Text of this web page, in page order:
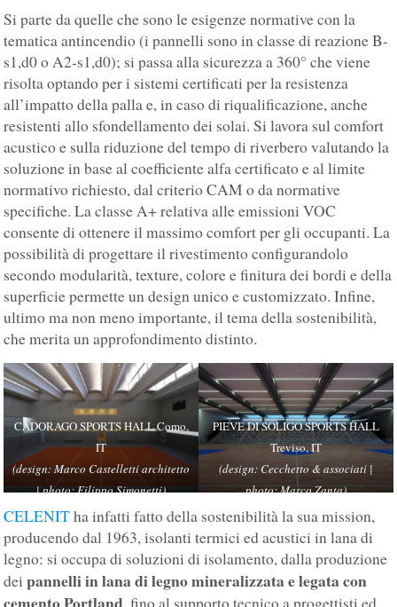
Si parte da quelle che sono le esigenze normative con la
tematica antincendio (i pannelli sono in classe di reazione B-
s1,d0 o A2-s1,d0); si passa alla sicurezza a 360° che viene
risolta optando per i sistemi certificati per la resistenza
all’impatto della palla e, in caso di riqualificazione, anche
resistenti allo sfondellamento dei solai. Si lavora sul comfort
acustico e sulla riduzione del tempo di riverbero valutando la
soluzione in base al coefficiente alfa certificato e al limite
normativo richiesto, dal criterio CAM o da normative
specifiche. La classe A+ relativa alle emissioni VOC
consente di ottenere il massimo comfort per gli occupanti. La
possibilità di progettare il rivestimento configurandolo
secondo modularità, texture, colore e finitura dei bordi e della
superficie permette un design unico e customizzato. Infine,
ultimo ma non meno importante, il tema della sostenibilità,
che merita un approfondimento distinto.
CADORAGO SPORTS HALL Como,
IT
(design: Marco Castelletti architetto
| photo: Filippo Simonetti)
PIEVE DI SOLIGO SPORTS HALL
Treviso, IT
(design: Cecchetto & associati |
photo: Marco Zanta)
CELENITha infatti fatto della sostenibilità la sua mission,
producendo dal 1963, isolanti termici ed acustici in lana di
legno: si occupa di soluzioni di isolamento, dalla produzione
deipannelli in lana di legno mineralizzata e legata con